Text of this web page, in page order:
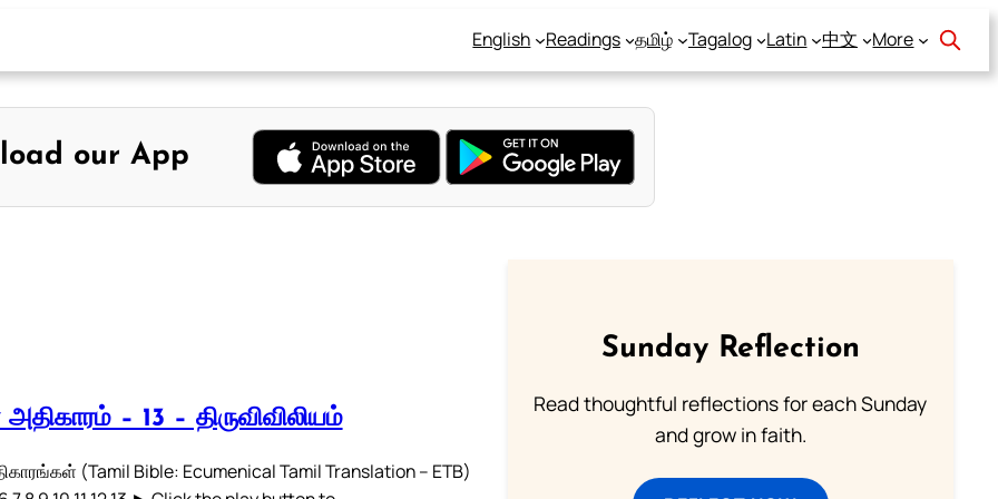
English Readings தமிழ் Tagalog Latin 中文 More
our App
அதிகாரம் – 13 – திருவிவிலியம்
(Tamil Bible: Ecumenical Tamil Translation – ETB)
Sunday Reflection
Read thoughtful reflections for each Sunday
and grow in faith.